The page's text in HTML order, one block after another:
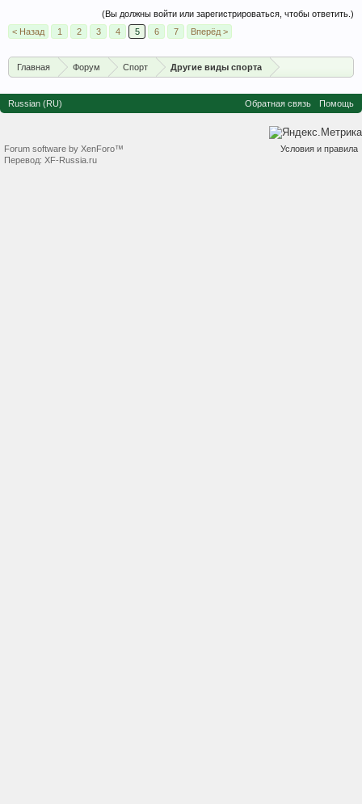
(Вы должны войти или зарегистрироваться, чтобы ответить.)
< Назад
1 2 3 4 5 6 7 Вперёд >
Главная Форум Спорт Другие виды спорта
Russian (RU) Обратная связь Помощь
Условия и правила
Forum software by XenForo™
Перевод: XF-Russia.ru